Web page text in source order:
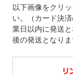
以下画像をクリ
い。（カード決
業日以内に発送
後の発送となりま